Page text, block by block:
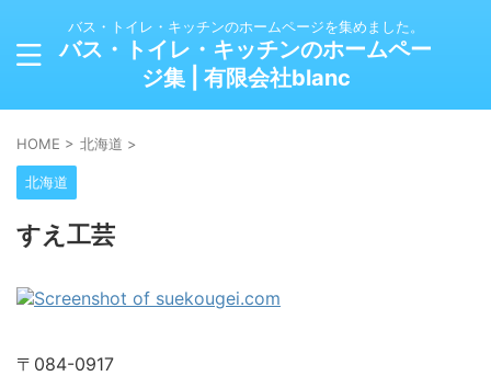
バス・トイレ・キッチンのホームページを集めました。
バス・トイレ・キッチンのホームペー
ジ集 | 有限会社blanc
HOME > 北海道 >
北海道
すえ工芸
〒084-0917